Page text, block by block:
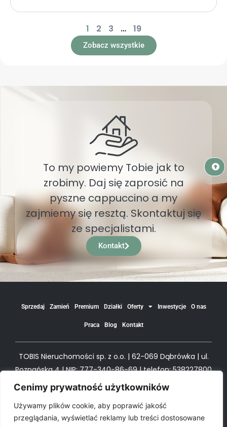
Cenimy prywatność użytkowników
Używamy plików cookie, aby poprawić jakość
przeglądania, wyświetlać reklamy lub treści dostosowane
1 2 3 … 19
Zobacz wszystkie
To my powiemy Tobie jak to
zrobimy. Daj się zaprosić na
pyszne cappuccino a my
zajmiemy się resztą. Skontaktuj się
ze specjalistami.
Kontakt
Sprzedaj Zamień Premium Działki Oferty Inwestycje O nas
Praca Blog Kontakt
TOBIS Nieruchomości sp. z o.o. | 62-069 Dąbrówka | ul.
Poznańska 4 | NIP: 777-340-86-69 | telefon: 538227800
| e-mail biuro@tobism.pl
© All Rights TOBIS Nieruchomości